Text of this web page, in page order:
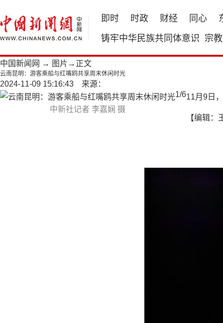
即时 时政 财经 同心
铸牢中华民族共同体意识 宗教
中国新闻网 → 图片 →正文
云南昆明：游客乘船与红嘴鸥共享周末休闲时光
2024-11-09 15:16:43 来源：
中新社记者 李嘉娴 摄
1/611月9日
【编辑：